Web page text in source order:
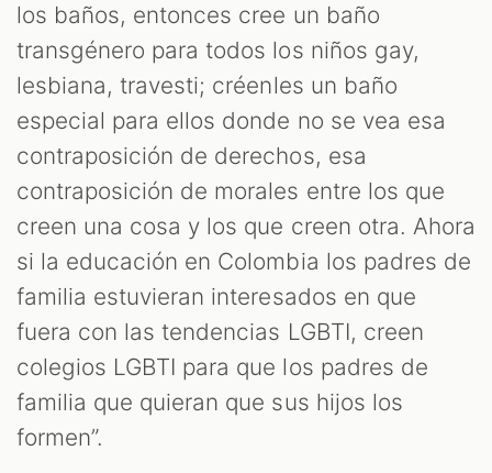
los baños, entonces cree un baño
transgénero para todos los niños gay,
lesbiana, travesti; créenles un baño
especial para ellos donde no se vea esa
contraposición de derechos, esa
contraposición de morales entre los que
creen una cosa y los que creen otra. Ahora
si la educación en Colombia los padres de
familia estuvieran interesados en que
fuera con las tendencias LGBTI, creen
colegios LGBTI para que los padres de
familia que quieran que sus hijos los
formen”.